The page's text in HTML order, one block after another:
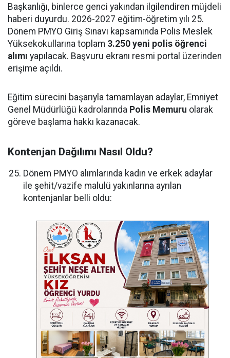
Başkanlığı, binlerce genci yakından ilgilendiren müjdeli
haberi duyurdu. 2026-2027 eğitim-öğretim yılı 25.
Dönem PMYO Giriş Sınavı kapsamında Polis Meslek
Yüksekokullarına toplam 3.250 yeni polis öğrenci
alımı yapılacak. Başvuru ekranı resmi portal üzerinden
erişime açıldı.
Eğitim sürecini başarıyla tamamlayan adaylar, Emniyet
Genel Müdürlüğü kadrolarında Polis Memuru olarak
göreve başlama hakkı kazanacak.
Kontenjan Dağılımı Nasıl Oldu?
Dönem PMYO alımlarında kadın ve erkek adaylar
ile şehit/vazife malulü yakınlarına ayrılan
kontenjanlar belli oldu: